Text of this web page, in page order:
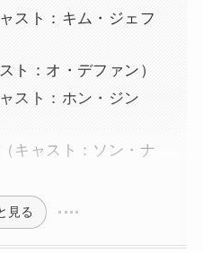
スト：キム・ジェフ
ト：オ・デファン）
スト：ホン・ジン
キャスト：ソン・ナ
見る